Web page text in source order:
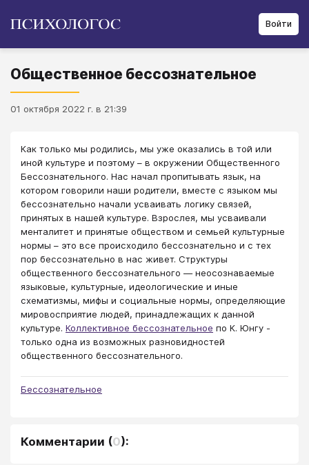
Войти
Общественное бессознательное
01 октября 2022 г. в 21:39
Как только мы родились, мы уже оказались в той или
иной культуре и поэтому – в окружении Общественного
Бессознательного. Нас начал пропитывать язык, на
котором говорили наши родители, вместе с языком мы
бессознательно начали усваивать логику связей,
принятых в нашей культуре. Взрослея, мы усваивали
менталитет и принятые обществом и семьей культурные
нормы – это все происходило бессознательно и с тех
пор бессознательно в нас живет. Структуры
общественного бессознательного — неосознаваемые
языковые, культурные, идеологические и иные
схематизмы, мифы и социальные нормы, определяющие
мировосприятие людей, принадлежащих к данной
культуре. Коллективное бессознательное по К. Юнгу -
только одна из возможных разновидностей
общественного бессознательного.
Бессознательное
Комментарии (0):